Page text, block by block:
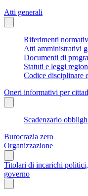
Atti generali
Riferimenti
Atti amministrativi
Documenti di
Statuti e leggi
Codice disciplinare
Oneri informativi per
Scadenzario
Burocrazia zero
Organizzazione
Titolari di incarichi
governo